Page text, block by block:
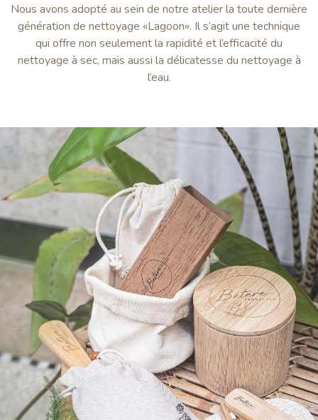
Nous avons adopté au sein de notre atelier la toute dernière
génération de nettoyage «Lagoon». Il s’agit une technique
qui offre non seulement la rapidité et l’efficacité du
nettoyage à sec, mais aussi la délicatesse du nettoyage à
l’eau.